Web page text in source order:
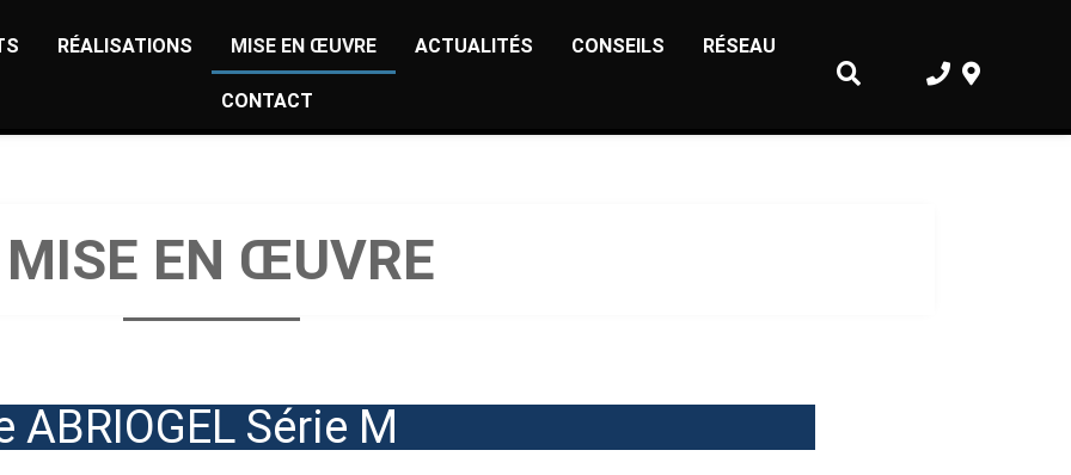
RÉALISATIONS MISE EN ŒUVRE ACTUALITÉS CONSEILS RÉSEAU
CONTACT
MISE EN ŒUVRE
ABRIOGEL Série M